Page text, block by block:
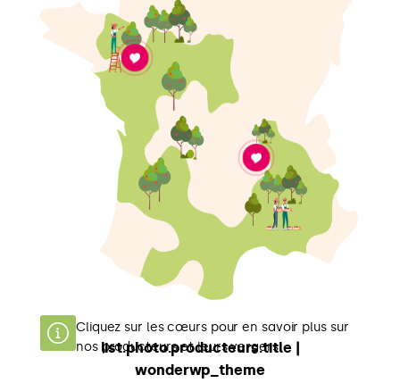
list.photo.producteurs.title |
wonderwp_theme
Cliquez sur les cœurs pour en savoir plus sur
nos producteurs et leurs vergers.